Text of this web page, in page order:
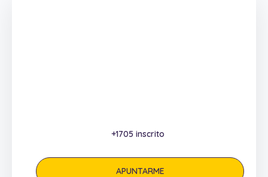
+1705 inscrito
APUNTARME